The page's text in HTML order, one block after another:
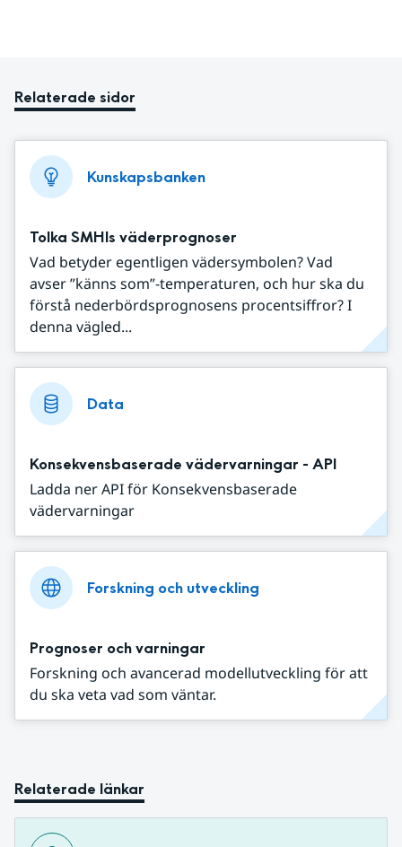
Relaterade sidor
Kunskapsbanken
Tolka SMHIs väderprognoser
Vad betyder egentligen vädersymbolen? Vad
avser ”känns som”-temperaturen, och hur ska du
förstå nederbördsprognosens procentsiffror? I
denna vägled...
Data
Konsekvensbaserade vädervarningar - API
Ladda ner API för Konsekvensbaserade
vädervarningar
Forskning och utveckling
Prognoser och varningar
Forskning och avancerad modellutveckling för att
du ska veta vad som väntar.
Relaterade länkar